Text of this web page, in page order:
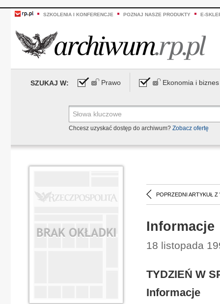
SZKOLENIA I KONFERENCJE POZNAJ NASZE PRODUKTY E-
SZUKAJ W: Prawo Ekonomia i biznes
Chcesz uzyskać dostęp do archiwum? Zobacz ofertę
POPRZEDNI ARTYKUŁ Z
Informacje
18 listopada
TYDZIEŃ W
Informacje